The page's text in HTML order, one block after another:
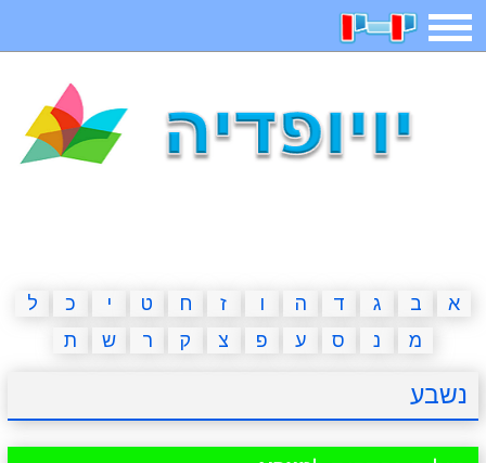
תפריט
איש תלוי מדריכים פוקימון גו מצא הבדלים
יצירה משחקי בנות אשליות חדשות
א ב ג ד ה ו ז ח ט י כ
ל
מ
נ ס ע פ צ ק ר ש ת
נשבע